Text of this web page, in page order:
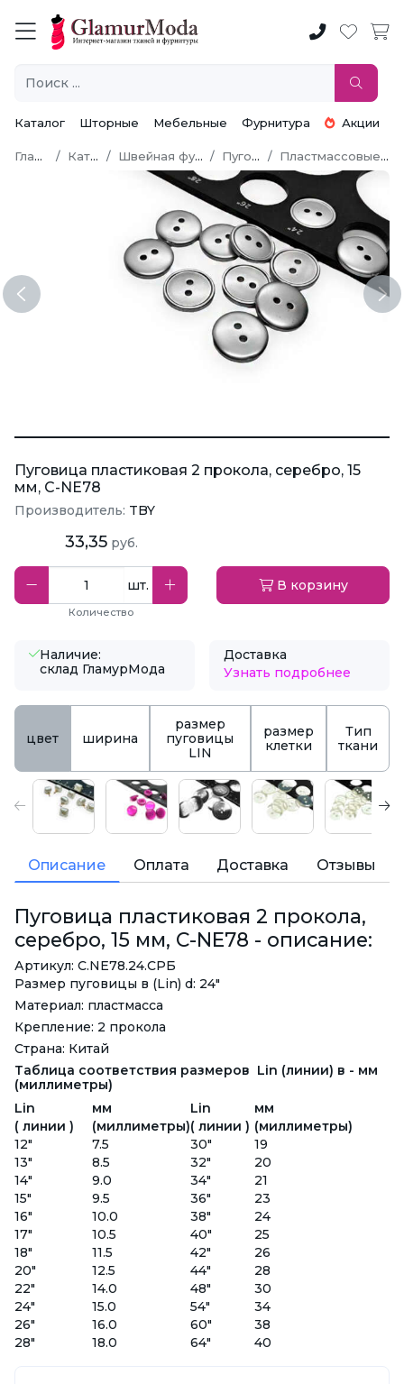
Каталог Шторные Мебельные Фурнитура Акции
Главная Каталог Швейная фурнитура Пуговицы Пластмассовые пуговицы
Previous
Пуговица пластиковая 2 прокола, серебро, 15
мм, C-NE78
Производитель: TBY
33,35 руб.
шт.
Количество
В корзину
Наличие:
склад ГламурМода
Доставка
Узнать подробнее
цвет ширина
размер
пуговицы
LIN
размер
клетки
Тип
ткани
Описание Оплата Доставка Отзывы
Пуговица пластиковая 2 прокола,
серебро, 15 мм, C-NE78 - описание:
Артикул: C.NE78.24.СРБ
Размер пуговицы в (Lin) d: 24"
Материал: пластмасса
Крепление: 2 прокола
Страна: Китай
Таблица соответствия размеров Lin (линии) в - мм
(миллиметры)
Lin
мм Lin
мм
( линии )
(миллиметры)( линии ) (миллиметры)
12"
7.5 30"
19
13"
8.5 32"
20
14"
9.0 34"
21
15"
9.5 36"
23
16"
10.0 38"
24
17"
10.5 40"
25
18"
11.5 42"
26
20"
12.5 44"
28
22"
14.0 48"
30
24"
15.0 54"
34
26"
16.0 60"
38
28"
18.0 64" 40